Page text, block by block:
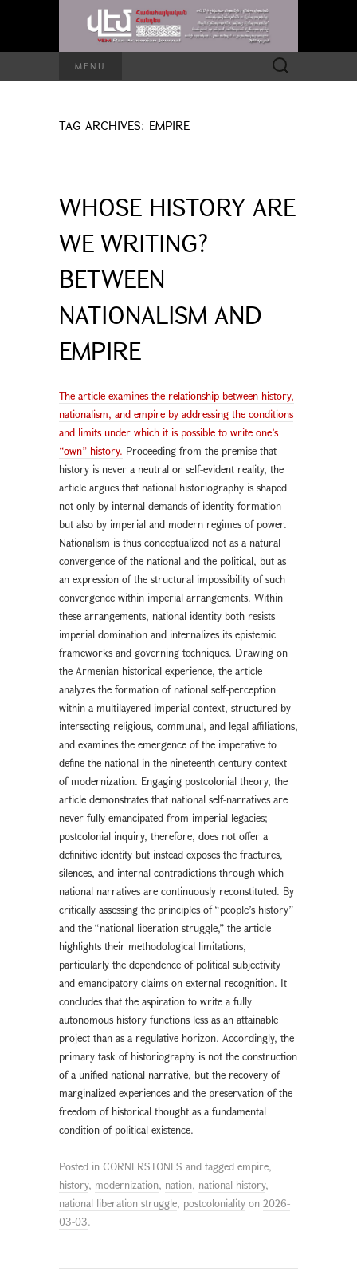
MENU
Search
for:
TAG ARCHIVES: EMPIRE
WHOSE HISTORY ARE
WE WRITING?
BETWEEN
NATIONALISM AND
EMPIRE
The article examines the relationship between history,
nationalism, and empire by addressing the conditions
and limits under which it is possible to write one’s
“own” history. Proceeding from the premise that
history is never a neutral or self-evident reality, the
article argues that national historiography is shaped
not only by internal demands of identity formation
but also by imperial and modern regimes of power.
Nationalism is thus conceptualized not as a natural
convergence of the national and the political, but as
an expression of the structural impossibility of such
convergence within imperial arrangements. Within
these arrangements, national identity both resists
imperial domination and internalizes its epistemic
frameworks and governing techniques. Drawing on
the Armenian historical experience, the article
analyzes the formation of national self-perception
within a multilayered imperial context, structured by
intersecting religious, communal, and legal affiliations,
and examines the emergence of the imperative to
define the national in the nineteenth-century context
of modernization. Engaging postcolonial theory, the
article demonstrates that national self-narratives are
never fully emancipated from imperial legacies;
postcolonial inquiry, therefore, does not offer a
definitive identity but instead exposes the fractures,
silences, and internal contradictions through which
national narratives are continuously reconstituted. By
critically assessing the principles of “people’s history”
and the “national liberation struggle,” the article
highlights their methodological limitations,
particularly the dependence of political subjectivity
and emancipatory claims on external recognition. It
concludes that the aspiration to write a fully
autonomous history functions less as an attainable
project than as a regulative horizon. Accordingly, the
primary task of historiography is not the construction
of a unified national narrative, but the recovery of
marginalized experiences and the preservation of the
freedom of historical thought as a fundamental
condition of political existence.
Posted in CORNERSTONES and tagged empire,
history, modernization, nation, national history,
national liberation struggle, postcoloniality on 2026-
03-03.